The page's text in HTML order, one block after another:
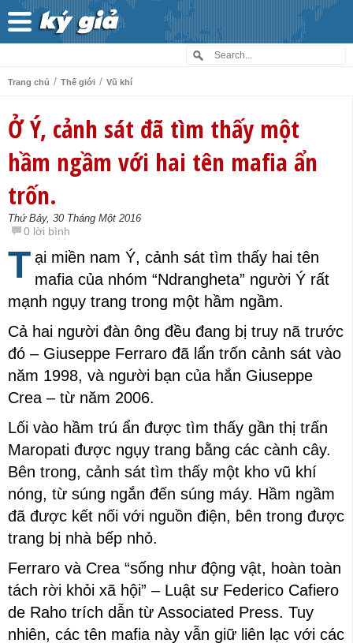
Trang chủ / Thế giới / Vũ khí
Ở Ý, cảnh sát đã tìm thấy một
hầm ngầm với hai tên mafia ẩn
trốn.
Thứ Bảy, 30 Tháng Một 2016
0 lời bình
T ại miền nam Ý, cảnh sát tìm thấy hai tên
mafia của nhóm “Ndrangheta” người Ý rất
mạnh ngụy trang trong một hầm ngầm.
Cả hai người đàn ông đều đang bị truy nã trước
đó – Giuseppe Ferraro đã lẩn trốn cảnh sát vào
năm 1998, và người bạn của hắn Giuseppe
Crea – từ năm 2006.
Lối vào hầm trú ẩn được tìm thấy gần thị trấn
Maropati được ngụy trang bằng các cành cây.
Bên trong, cảnh sát tìm thấy một kho vũ khí
nóng, từ súng ngắn đến súng máy. Hầm ngầm
đã được kết nối với nguồn điện, bên trong được
trang bị nhà bếp nhỏ.
Ferraro và Crea “sống như động vật, hoàn toàn
tách rời khỏi xã hội” – Luật sư Federico Cafiero
de Raho trích dẫn từ Associated Press. Tuy
nhiên, các tên mafia này vẫn giữ liên lạc với các